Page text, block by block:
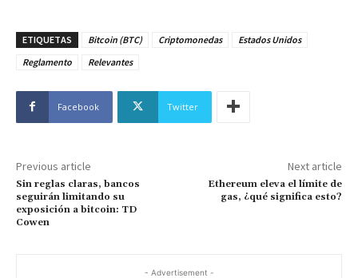
ETIQUETAS Bitcoin (BTC) Criptomonedas
Estados Unidos
Reglamento
Relevantes
Facebook Twitter
Previous article
Sin reglas claras, bancos
seguirán limitando su
exposición a bitcoin: TD
Cowen
Next article
Ethereum eleva el límite de
gas, ¿qué significa esto?
- Advertisement -